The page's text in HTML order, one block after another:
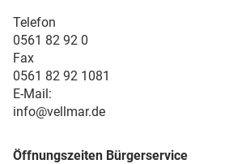
Telefon
0561 82 92 0
Fax
0561 82 92 1081
E-Mail:
info@vellmar.de
Öffnungszeiten Bürgerservice